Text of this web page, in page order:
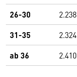
26-30 2.238
31-35 2.324
ab 36 2.410